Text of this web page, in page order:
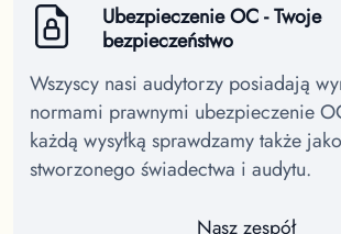
Ubezpieczenie OC - Twoje
bezpieczeństwo
Wszyscy nasi audytorzy posiadają
normami prawnymi ubezpieczenie
każdą wysyłką sprawdzamy także
stworzonego świadectwa i audytu.
Nasz zespół